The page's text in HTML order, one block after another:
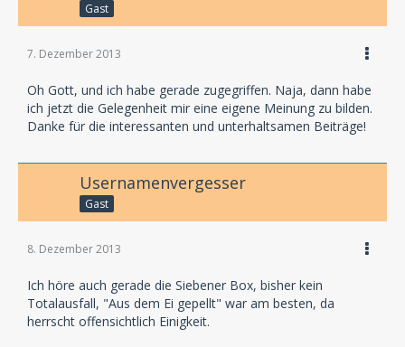
Gast
7. Dezember 2013
Oh Gott, und ich habe gerade zugegriffen. Naja, dann habe
ich jetzt die Gelegenheit mir eine eigene Meinung zu bilden.
Danke für die interessanten und unterhaltsamen Beiträge!
Usernamenvergesser
Gast
8. Dezember 2013
Ich höre auch gerade die Siebener Box, bisher kein
Totalausfall, "Aus dem Ei gepellt" war am besten, da
herrscht offensichtlich Einigkeit.